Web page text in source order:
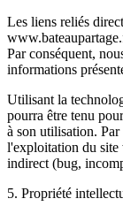
Les liens reliés
Par conséquent,
informations
Utilisant la
pourra être tenu
à son utilisation. Par
l'exploitation du site
indirect (bug,
5. Propriété